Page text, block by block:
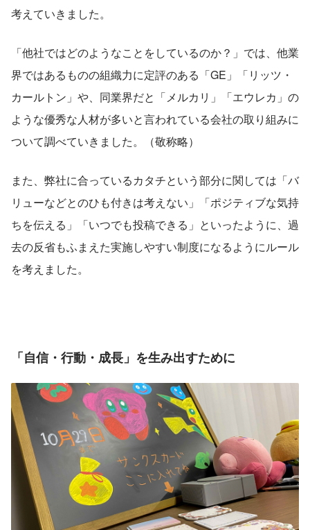
考えていきました。
「他社ではどのようなことをしているのか？」では、他業
界ではあるものの組織力に定評のある「GE」「リッツ・
カールトン」や、同業界だと「メルカリ」「エウレカ」の
ような優秀な人材が多いと言われている会社の取り組みに
ついて調べていきました。（敬称略）
また、弊社に合っているカタチという部分に関しては「バ
リューなどとのひも付きは考えない」「ポジティブな気持
ちを伝える」「いつでも投稿できる」といったように、過
去の反省もふまえた実施しやすい制度になるようにルール
を考えました。
「自信・行動・成長」を生み出すために